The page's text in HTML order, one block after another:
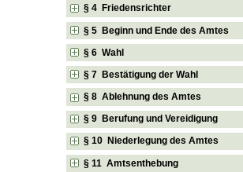
§ 4 Friedensrichter
§ 5 Beginn und Ende des Amtes
§ 6 Wahl
§ 7 Bestätigung der Wahl
§ 8 Ablehnung des Amtes
§ 9 Berufung und Vereidigung
§ 10 Niederlegung des Amtes
§ 11 Amtsenthebung